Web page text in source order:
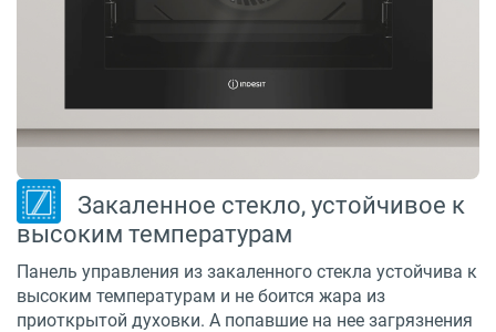
Закаленное стекло, устойчивое к
высоким температурам
Панель управления из закаленного стекла устойчива к
высоким температурам и не боится жара из
приоткрытой духовки. А попавшие на нее загрязнения